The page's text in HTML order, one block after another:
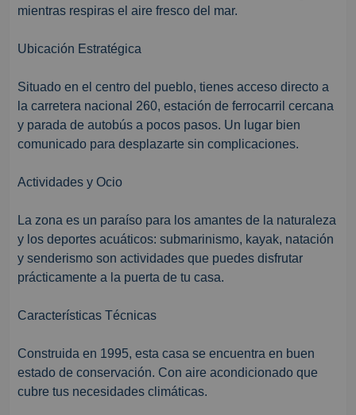
mientras respiras el aire fresco del mar.
Ubicación Estratégica
Situado en el centro del pueblo, tienes acceso directo a
la carretera nacional 260, estación de ferrocarril cercana
y parada de autobús a pocos pasos. Un lugar bien
comunicado para desplazarte sin complicaciones.
Actividades y Ocio
La zona es un paraíso para los amantes de la naturaleza
y los deportes acuáticos: submarinismo, kayak, natación
y senderismo son actividades que puedes disfrutar
prácticamente a la puerta de tu casa.
Características Técnicas
Construida en 1995, esta casa se encuentra en buen
estado de conservación. Con aire acondicionado que
cubre tus necesidades climáticas.